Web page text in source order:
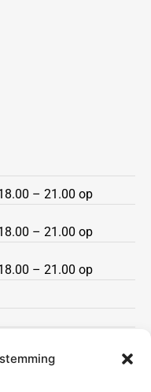
– 21.00 op
– 21.00 op
– 21.00 op